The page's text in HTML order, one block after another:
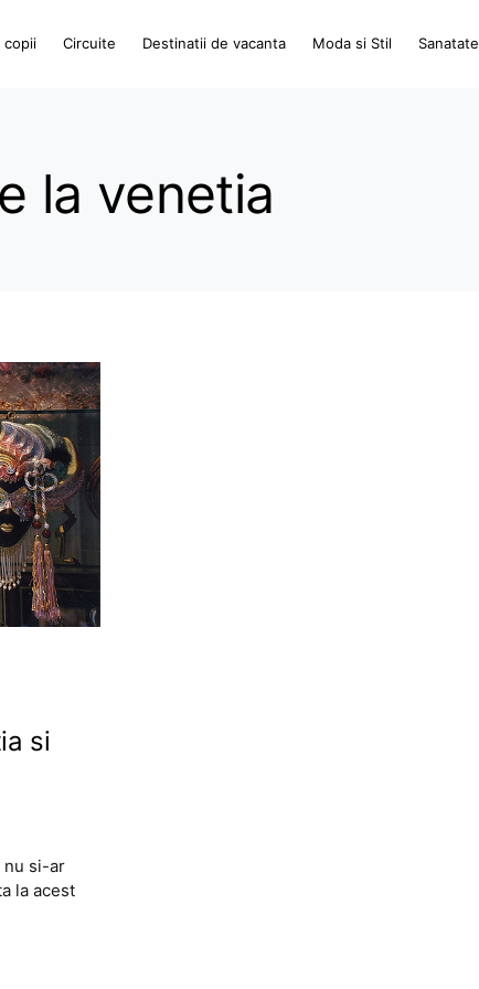
copii Circuite Destinatii de vacanta Moda si Stil Sanatate
la venetia
si
nu si-ar
la acest